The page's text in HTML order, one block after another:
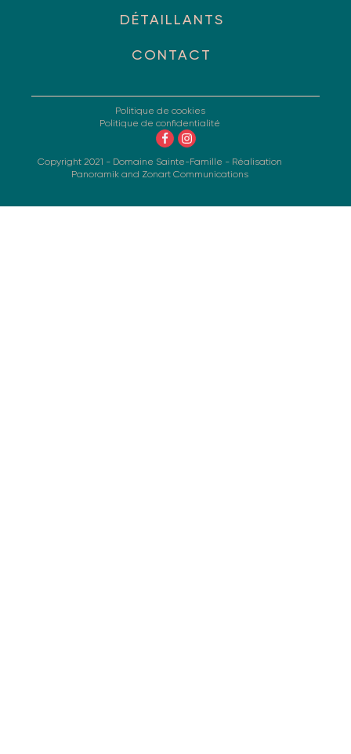
DÉTAILLANTS
CONTACT
Copyright 2021 - Domaine Sainte-Famille - Réalisation
Panoramik and Zonart Communications
Politique de cookies
Politique de confidentialité